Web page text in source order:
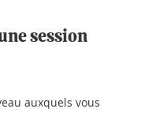
session
auxquels vous